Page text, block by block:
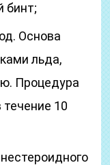
бинт;
Основа
льда,
Процедура
10